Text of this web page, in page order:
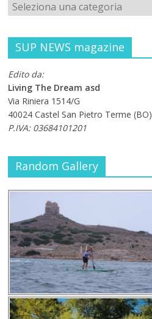
SUP NEWS magazine
Edito da:
Living The Dream asd
Via Riniera 1514/G
40024 Castel San Pietro Terme (BO)
P.IVA: 03684101201
Random Gallery